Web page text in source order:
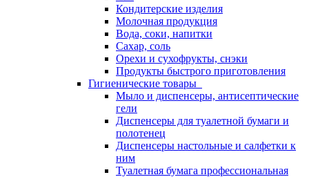
Кондитерские изделия
Молочная продукция
Вода, соки, напитки
Сахар, соль
Орехи и сухофрукты, снэки
Продукты быстрого приготовления
Гигиенические товары
Мыло и диспенсеры, антисептические
гели
Диспенсеры для туалетной бумаги и
полотенец
Диспенсеры настольные и салфетки к
ним
Туалетная бумага профессиональная